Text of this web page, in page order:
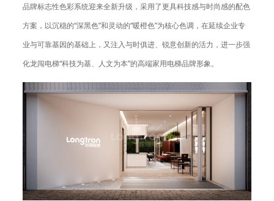
品牌标志性色彩系统迎来全新升级，采用了更具科技感与时尚感的配色
方案，以沉稳的“深黑色”和灵动的“暖橙色”为核心色调，在延续企业专
业与可靠基因的基础上，又注入与时俱进、锐意创新的活力，进一步强
化龙闯电梯“科技为基、人文为本”的高端家用电梯品牌形象。